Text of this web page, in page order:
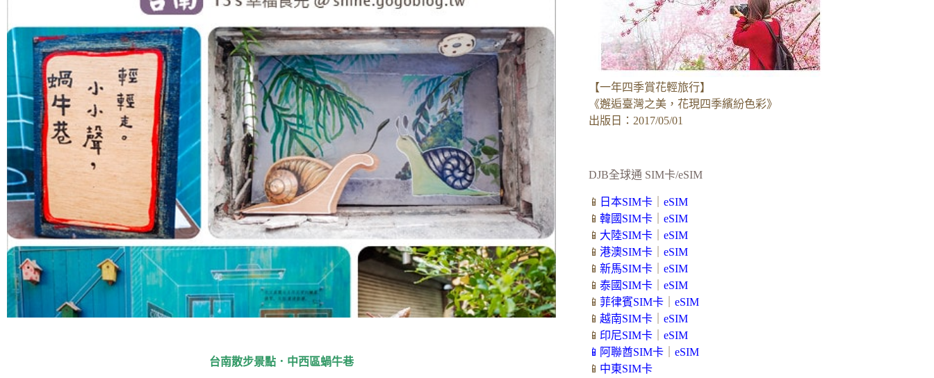
台南散步景點．中西區蝸牛巷
【一年四季賞花輕旅行】
《邂逅臺灣之美，花現四季繽紛色彩》
出版日：2017/05/01
DJB全球通 SIM卡/eSIM
📱 日本SIM卡｜ eSIM
📱 韓國SIM卡｜ eSIM
📱 大陸SIM卡｜ eSIM
📱 港澳SIM卡｜ eSIM
📱 新馬SIM卡｜ eSIM
📱 泰國SIM卡｜ eSIM
📱 菲律賓SIM卡｜ eSIM
📱 越南SIM卡｜ eSIM
📱 印尼SIM卡｜ eSIM
📱 阿聯酋SIM卡｜ eSIM
📱 中東SIM卡